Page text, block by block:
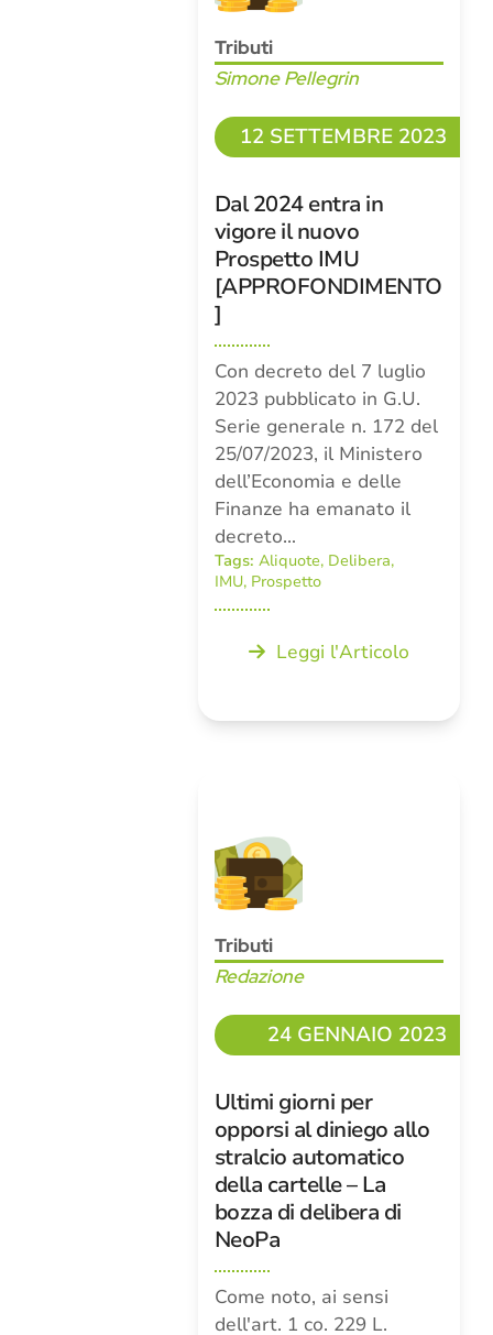
Tributi
Simone Pellegrin
12 SETTEMBRE 2023
Dal 2024 entra in
vigore il nuovo
Prospetto IMU
[APPROFONDIMENTO
]
Con decreto del 7 luglio
2023 pubblicato in G.U.
Serie generale n. 172 del
25/07/2023, il Ministero
dell’Economia e delle
Finanze ha emanato il
decreto…
Tags: Aliquote, Delibera,
IMU, Prospetto
Leggi l'Articolo
Tributi
Redazione
24 GENNAIO 2023
Ultimi giorni per
opporsi al diniego allo
stralcio automatico
della cartelle – La
bozza di delibera di
NeoPa
Come noto, ai sensi
dell'art. 1 co. 229 L.